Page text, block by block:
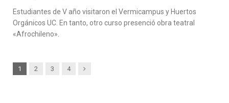
Estudiantes de V año visitaron el Vermicampus y Huertos
Orgánicos UC. En tanto, otro curso presenció obra teatral
«Afrochileno».
1 2 3 4 Next